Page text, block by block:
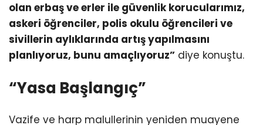
olan erbaş ve erler ile güvenlik korucularımız,
askeri öğrenciler, polis okulu öğrencileri ve
sivillerin aylıklarında artış yapılmasını
planlıyoruz, bunu amaçlıyoruz” diye konuştu.
“Yasa Başlangıç”
Vazife ve harp malullerinin yeniden muayene